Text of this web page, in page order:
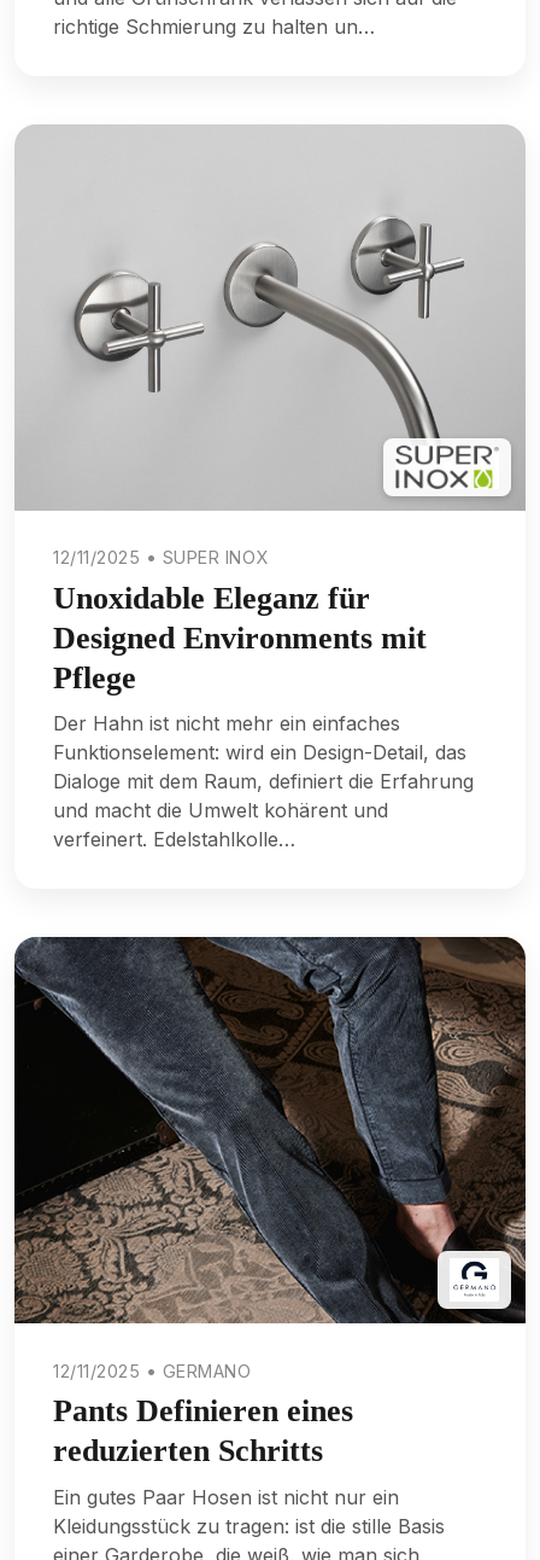
richtige Schmierung zu halten un…
12/11/2025 • SUPER INOX
Unoxidable Eleganz für
Designed Environments mit
Pflege
Der Hahn ist nicht mehr ein einfaches
Funktionselement: wird ein Design-Detail, das
Dialoge mit dem Raum, definiert die Erfahrung
und macht die Umwelt kohärent und
verfeinert. Edelstahlkolle…
12/11/2025 • GERMANO
Pants Definieren eines
reduzierten Schritts
Ein gutes Paar Hosen ist nicht nur ein
Kleidungsstück zu tragen: ist die stille Basis
einer Garderobe, die weiß, wie man sich